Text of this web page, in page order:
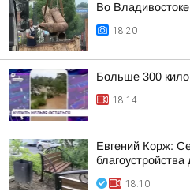
Во
18:20
Больше 300
18:14
Евгений Корж:
18:10